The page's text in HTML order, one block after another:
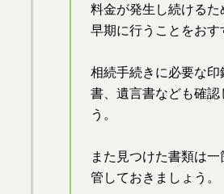
料金が発生し続けるた
早期に行うことをおす
相続手続きに必要な印
書、遺言書なども確認
う。
また見つけた書類は
管しておきましょう。